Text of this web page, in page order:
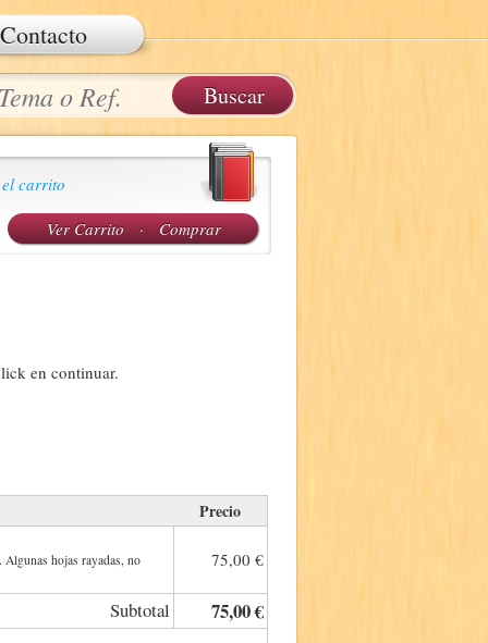
Contacto
carrito
Ver Carrito · Comprar
en continuar.
Precio
Algunas hojas rayadas, no 75,00 €
Subtotal 75,00 €